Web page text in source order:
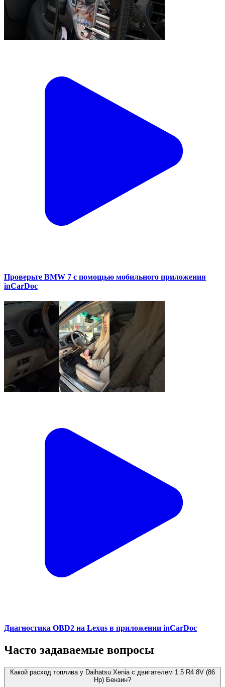
Проверьте BMW 7 с помощью мобильного приложения
inCarDoc
Диагностика OBD2 на Lexus в приложении inCarDoc
Часто задаваемые вопросы
Какой расход топлива у Daihatsu Xenia с двигателем 1.5 R4 8V (86
Hp) Бензин?